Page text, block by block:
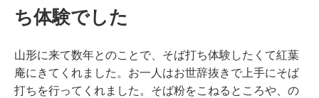
ち体験でした
山形に来て数年とのことで、そば打ち体験したくて紅葉
庵にきてくれました。お一人はお世辞抜きで上手にそば
打ちを行ってくれました。そば粉をこねるところや、の